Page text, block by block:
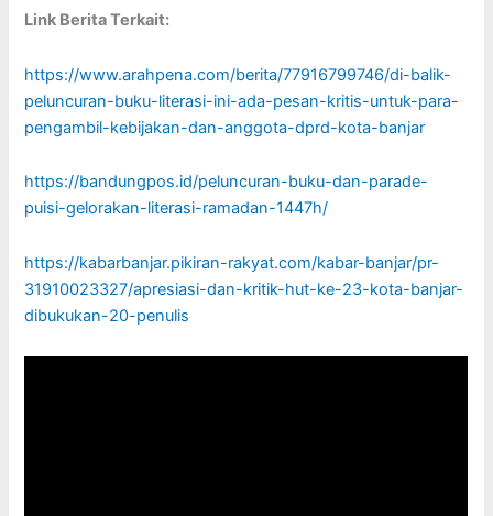
Link Berita Terkait:
https://www.arahpena.com/berita/77916799746/di-balik-
peluncuran-buku-literasi-ini-ada-pesan-kritis-untuk-para-
pengambil-kebijakan-dan-anggota-dprd-kota-banjar
https://bandungpos.id/peluncuran-buku-dan-parade-
puisi-gelorakan-literasi-ramadan-1447h/
https://kabarbanjar.pikiran-rakyat.com/kabar-banjar/pr-
31910023327/apresiasi-dan-kritik-hut-ke-23-kota-banjar-
dibukukan-20-penulis